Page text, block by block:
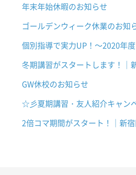
年末年始休暇のお知らせ
ゴールデンウィーク休業のお知
個別指導で実力UP！～2020年
冬期講習がスタートします！｜
GW休校のお知らせ
☆彡夏期講習・友人紹介キャン
2倍コマ期間がスタート！｜新